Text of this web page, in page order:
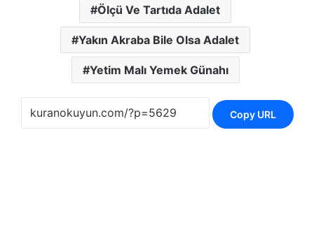
Ölçü Ve Tartıda Adalet
Yakın Akraba Bile Olsa Adalet
Yetim Malı Yemek Günahı
Copy URL